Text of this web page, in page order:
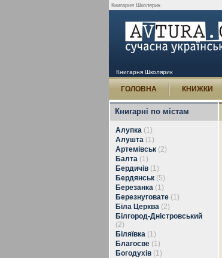
Книгарня Школярик.
Книгарня Школярик
ГОЛОВНА КНИЖКИ
Книгарні по містам
Алупка (1)
Алушта (1)
Артемівськ (2)
Балта (1)
Бердичів (1)
Бердянськ (5)
Березанка (1)
Березнуговате (1)
Біла Церква (2)
Білгород-Дністровський
(2)
Біляївка (1)
Благоєве (1)
Богодухів (1)